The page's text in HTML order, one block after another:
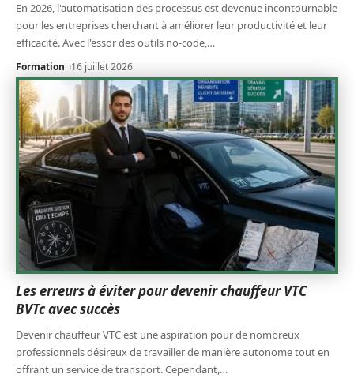
En 2026, l'automatisation des processus est devenue incontournable
pour les entreprises cherchant à améliorer leur productivité et leur
efficacité. Avec l'essor des outils no-code,…
Formation 16 juillet 2026
Les erreurs à éviter pour devenir chauffeur VTC
BVTc avec succès
Devenir chauffeur VTC est une aspiration pour de nombreux
professionnels désireux de travailler de manière autonome tout en
offrant un service de transport. Cependant,…